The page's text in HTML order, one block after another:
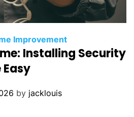
Improvement
Installing Security
by jacklouis